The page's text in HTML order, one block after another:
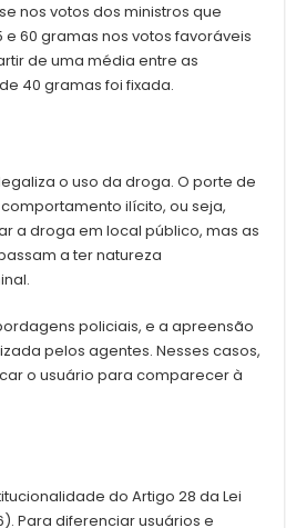
nos votos dos ministros que
60 gramas nos votos favoráveis
de uma média entre as
40 gramas foi fixada.
o uso da droga. O porte de
ilícito, ou seja,
a droga em local público, mas as
a ter natureza
policiais, e a apreensão
pelos agentes. Nesses casos,
o usuário para comparecer à
do Artigo 28 da Lei
Para diferenciar usuários e